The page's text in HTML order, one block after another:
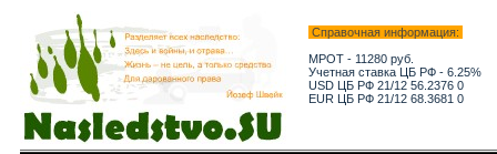
Справочная информация:
МРОТ - 11280 руб.
Учетная ставка ЦБ РФ - 6.25%
USD ЦБ РФ 21/12 56.2376 0
EUR ЦБ РФ 21/12 68.3681 0